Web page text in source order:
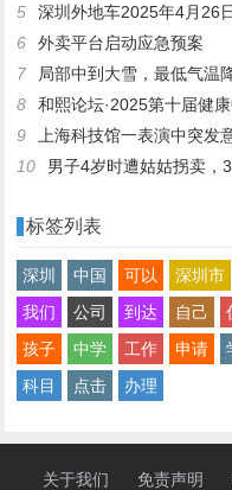
5
深圳外地车2025年4月26
6
外卖平台启动应急预案
7
局部中到大雪，最低气温降至-
8
和熙论坛·2025第十届健
9
上海科技馆一表演中突发
10
男子4岁时遭姑姑拐卖，38年后终回
标签列表
深圳 中国 可以 深圳市
我们
公司 到达 自己
孩子
中学 工作 申请
科目
点击 办理
关于我们 免责声明